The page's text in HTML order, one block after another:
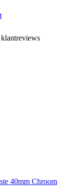
40mm Chroom